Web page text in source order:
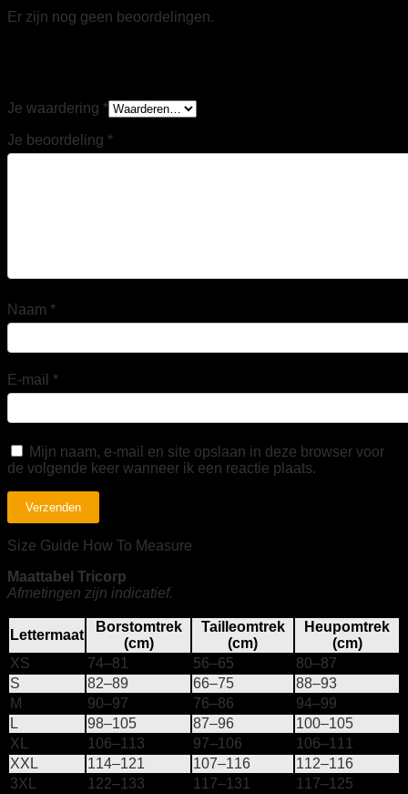
Er zijn nog geen beoordelingen.
Je waardering *
Je beoordeling *
Naam *
E-mail *
Mijn naam, e-mail en site opslaan in deze browser voor
de volgende keer wanneer ik een reactie plaats.
Size Guide How To Measure
Maattabel Tricorp
Afmetingen zijn indicatief.
Lettermaat
Borstomtrek
(cm)
Tailleomtrek
(cm)
Heupomtrek
(cm)
XS
74–81 56–65
80–87
S
82–89 66–75
88–93
M
90–97 76–86
94–99
L
98–105 87–96
100–105
XL
106–113 97–106
106–111
XXL
114–121 107–116
112–116
3XL
122–133 117–131
117–125